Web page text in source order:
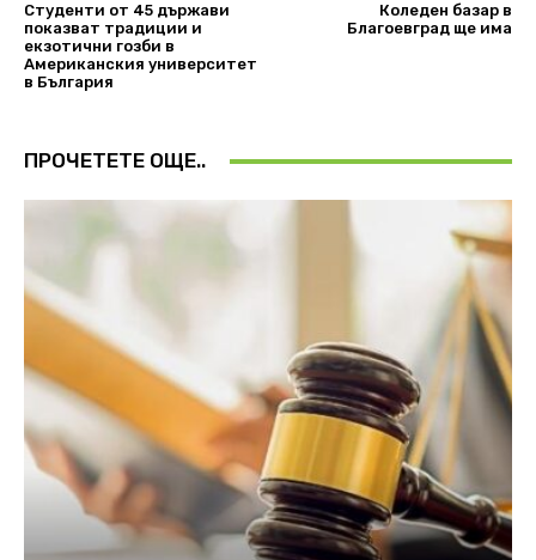
Студенти от 45 държави
показват традиции и
екзотични гозби в
Американския университет
в България
Коледен базар в
Благоевград ще има
ПРОЧЕТЕТЕ ОЩЕ..